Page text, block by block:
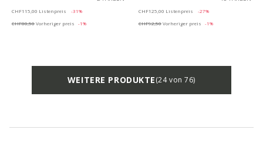
CHF115,00 Listenpreis
-31%
CHF80,50Vorheriger preis -1%
CHF125,00 Listenpreis
-27%
CHF92,50Vorheriger preis -1%
WEITERE PRODUKTE(24 von 76)